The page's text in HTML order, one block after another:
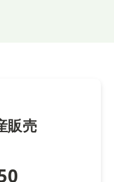
販売